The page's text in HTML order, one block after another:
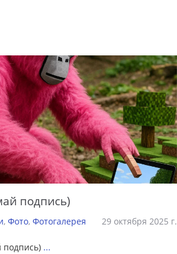
подпись)
, Фото, Фотогалерея 29 октября 2025 г.
...